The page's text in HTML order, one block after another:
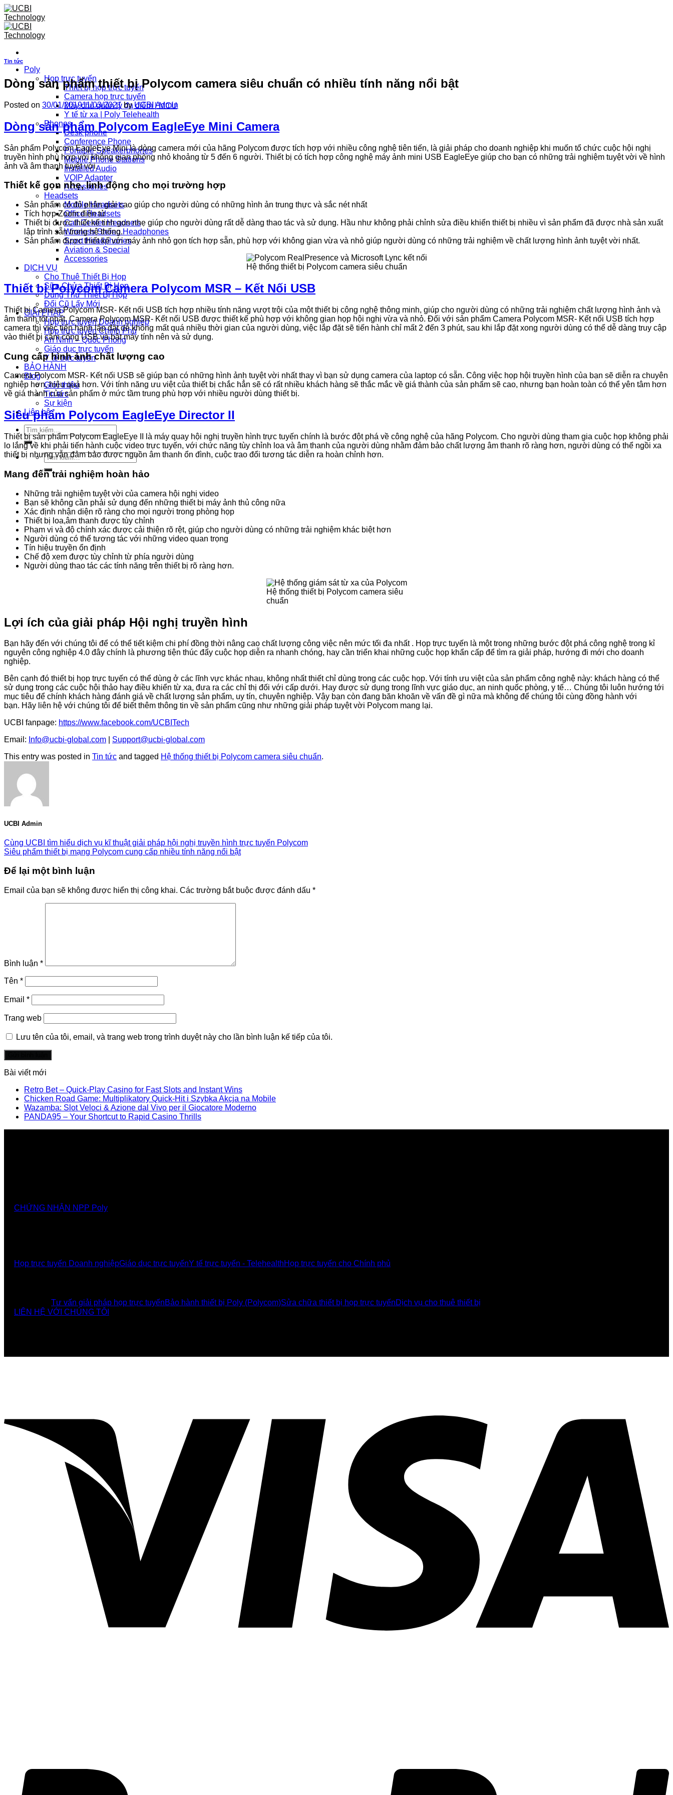
Skip
to
content
Poly
Họp trực tuyến
Thiết bị họp trực tuyến
Camera họp trực tuyến
Máy chủ quản lý đa điểm | MCU
Y tế từ xa | Poly Telehealth
Phones
Desk phone
Conference Phone
Portable Speakerphones
Mobile Phone Stations
Installed Audio
VOIP Adapter
Accessories
Headsets
Mobile Headsets
Office Headsets
Call Center Headsets
Wireless Stereo Headphones
Sport Headphones
Aviation & Special
Accessories
DỊCH VỤ
Cho Thuê Thiết Bị Họp
Sữa Chửa Thiết Bị Họp
Dùng Thử Thiết Bị Họp
Đổi Cũ Lấy Mới
GIẢI PHÁP
Họp trực tuyến Doanh nghiệp
Họp trực tuyến Chính Phủ
An Ninh – Quốc Phòng
Giáo dục trực tuyến
Y tế trực tuyến
BẢO HÀNH
Blog
Giới thiệu
Tin tức
Sự kiện
Liên hệ
Tìm
kiếm:
Tìm
kiếm:
Tin tức
Dòng sản phẩm thiết bị Polycom camera siêu chuẩn có nhiều tính năng nổi bật
Posted on 30/01/201911/03/2021by UCBI Admin
Dòng sản phẩm Polycom EagleEye Mini Camera
Sản phẩm Polycom EagleEye Mini là dòng camera mới của hãng Polycom được tích hợp với nhiều công nghệ tiên tiến, là giải pháp cho doanh nghiệp khi muốn tổ chức cuộc hội nghị
truyền hình phù hợp với không gian phòng nhỏ khoảng từ 5 đến 6 người. Thiết bị có tích hợp công nghệ máy ảnh mini USB EagleEye giúp cho bạn có những trải nghiệm tuyệt vời về hình
ảnh vầ âm thanh tuyệt vời.
Thiết kế gọn nhẹ, linh động cho mọi trường hợp
Sản phẩm có độ phân giải cao giúp cho người dùng có những hình ản trung thực và sắc nét nhất
Tích hợp Zoom điện tử
Thiết bị được thiết kế tinh gọn nhẹ giúp cho người dùng rất dễ dàng thao tác và sử dụng. Hầu như không phải chỉnh sửa điều khiển thiết bị nhiều vì sản phẩm đã được nhà sản xuất
lập trình sẵn trong hệ thống.
Sản phẩm được thiết kế với máy ảnh nhỏ gọn tích hợp sẵn, phù hợp với không gian vừa và nhỏ giúp người dùng có những trải nghiệm về chất lượng hình ảnh tuyệt vời nhất.
Hệ thống thiết bị Polycom camera siêu chuẩn
Thiết bị Polycom Camera Polycom MSR – Kết Nối USB
Thiết bị Camera Polycom MSR- Kết nối USB tích hợp nhiều tính năng vượt trội của một thiết bị công nghệ thông minh, giúp cho người dùng có những trải nghiệm chất lượng hình ảnh và
âm thanh tốt nhất. Camera Polycom MSR- Kết nối USB được thiết kế phù hợp với không gian họp hội nghị vừa và nhỏ. Đối với sản phẩm Camera Polycom MSR- Kết nối USB tích hợp
camera thì việc tiến hành lắp đặt dễ không mất quá nhiều thời gian của người dùng, việc lắp đặt sẽ tiến hành chỉ mất 2 đến 3 phút, sau khi lắp đặt xong người dùng có thể dễ dàng truy cập
vào thiết bị cắm cổng USB và bật máy tính nên và sử dụng.
Cung cấp hình ảnh chất lượng cao
Camera Polycom MSR- Kết nối USB sẽ giúp bạn có những hình ảnh tuyệt vời nhất thay vì bạn sử dụng camera của laptop có sẵn. Công việc họp hội truyền hình của bạn sẽ diễn ra chuyên
nghiệp hơn, hiệu quả hơn. Với tính năng ưu việt của thiết bị chắc hẳn sẽ có rất nhiều khách hàng sẽ thắc mắc về giá thành của sản phẩm sẽ cao, nhưng bạn hoàn toàn có thể yên tâm hơn
về giá thành của sản phẩm ở mức tầm trung phù hợp với nhiều người dùng thiết bị.
Siêu phẩm Polycom EagleEye Director II
Thiết bị sản phẩm Polycom EagleEye II là máy quay hội nghị truyền hình trực tuyến chính là bước đột phá về công nghệ của hãng Polycom. Cho người dùng tham gia cuộc họp không phải
lo lắng về khi phải tiến hành cuộc video trực tuyến, với chức năng tùy chỉnh loa và âm thanh của người dùng nhằm đảm bảo chất lượng âm thanh rõ ràng hơn, người dùng có thể ngồi xa
thiết bị nhưng vẫn đảm bảo được nguồn âm thanh ổn đình, cuộc trao đổi tương tác diễn ra hoàn chỉnh hơn.
Mang đến trải nghiệm hoàn hảo
Những trải nghiệm tuyệt vời của camera hội nghị video
Bạn sẽ không cần phải sử dụng đến những thiết bị máy ảnh thủ công nữa
Xác định nhận diện rõ ràng cho mọi người trong phòng họp
Thiết bị loa,âm thanh được tùy chỉnh
Phạm vi và độ chính xác được cải thiện rõ rệt, giúp cho người dùng có những trải nghiệm khác biệt hơn
Người dùng có thể tương tác với những video quan trọng
Tín hiệu truyền ổn định
Chế độ xem được tùy chỉnh từ phía người dùng
Người dùng thao tác các tính năng trên thiết bị rõ ràng hơn.
Hệ thống thiết bị Polycom camera siêu
chuẩn
Lợi ích của giải pháp Hội nghị truyền hình
Bạn hãy đến với chúng tôi để có thể tiết kiệm chi phí đồng thời nâng cao chất lượng công việc nên mức tối đa nhất . Họp trực tuyến là một trong những bước đột phá công nghệ trong kỉ
nguyên công nghiệp 4.0 đây chính là phương tiện thúc đẩy cuộc họp diễn ra nhanh chóng, hay cần triển khai những cuộc họp khẩn cấp để tìm ra giải pháp, hướng đi mới cho doanh
nghiệp.
Bên cạnh đó thiết bị họp trực tuyến có thể dùng ở các lĩnh vực khác nhau, không nhất thiết chỉ dùng trong các cuộc họp. Với tính ưu việt của sản phẩm công nghệ này: khách hàng có thể
sử dụng trong các cuộc hội thảo hay điều khiển từ xa, đưa ra các chỉ thị đối với cấp dưới. Hay được sử dụng trong lĩnh vực giáo dục, an ninh quốc phòng, y tế… Chúng tôi luôn hướng tới
mục tiêu để chính khách hàng đánh giá về chất lượng sản phẩm, uy tín, chuyên nghiệp. Vậy bạn còn đang băn khoăn về vấn đề gì nữa mà không để chúng tôi cùng đồng hành với
bạn. Hãy liên hệ với chúng tôi để biết thêm thông tin về sản phẩm cũng như những giải pháp tuyệt vời Polycom mang lại.
UCBI fanpage: https://www.facebook.com/UCBITech
Email: Info@ucbi-global.com
Support@ucbi-global.com
This entry was posted in Tin tức and tagged Hệ thống thiết bị Polycom camera siêu chuẩn.
UCBI Admin
Cùng UCBI tìm hiểu dịch vụ kĩ thuật giải pháp hội nghị truyền hình trực tuyến Polycom
Siêu phẩm thiết bị mạng Polycom cung cấp nhiều tính năng nổi bật
Để lại một bình luận
Email của bạn sẽ không được hiển thị công khai. Các trường bắt buộc được đánh dấu *
Bình luận *
Tên *
Email *
Trang web
Lưu tên của tôi, email, và trang web trong trình duyệt này cho lần bình luận kế tiếp của tôi.
Bài viết mới
Retro Bet – Quick‑Play Casino for Fast Slots and Instant Wins
Chicken Road Game: Multiplikatory Quick‑Hit i Szybka Akcja na Mobile
Wazamba: Slot Veloci & Azione dal Vivo per il Giocatore Moderno
PANDA95 – Your Shortcut to Rapid Casino Thrills
CHỨNG NHẬN NPP Poly
Họp trực tuyến Doanh nghiệpGiáo dục trực tuyếnY tế trực tuyến - TelehealthHọp trực tuyến cho Chính phủ
Tư vấn giải pháp họp trực tuyếnBảo hành thiết bị Poly (Polycom)Sửa chữa thiết bị họp trực tuyếnDịch vụ cho thuê thiết bị
LIÊN HỆ VỚI CHÚNG TÔI